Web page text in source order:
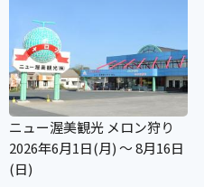
ニュー渥美観光 メロン狩り
2026年6月1日(月) ～ 8月16日
(日)